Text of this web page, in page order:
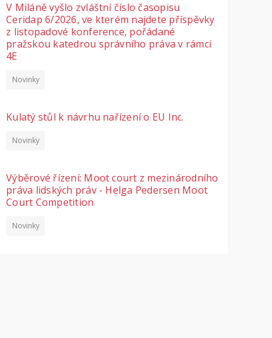
V Miláně vyšlo zvláštní číslo časopisu
Ceridap 6/2026, ve kterém najdete příspěvky
z listopadové konference, pořádané
pražskou katedrou správního práva v rámci
4E
Novinky
Kulatý stůl k návrhu nařízení o EU Inc.
Novinky
Výběrové řízení: Moot court z mezinárodního
práva lidských práv - Helga Pedersen Moot
Court Competition
Novinky